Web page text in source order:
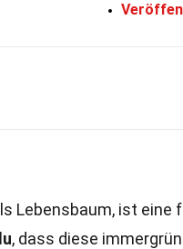
Lebensbaum, ist eine
, dass diese